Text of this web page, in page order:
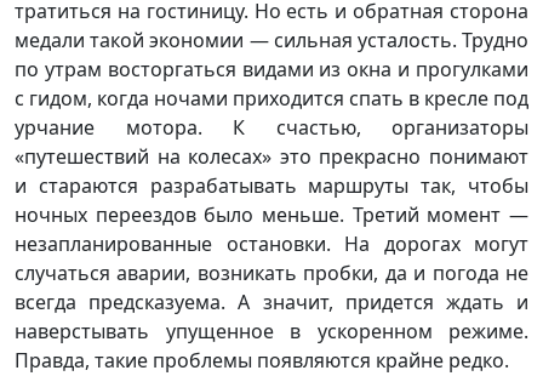
тратиться на гостиницу. Но есть и обратная сторона
медали такой экономии — сильная усталость. Трудно
по утрам восторгаться видами из окна и прогулками
с гидом, когда ночами приходится спать в кресле под
урчание мотора. К счастью, организаторы
«путешествий на колесах» это прекрасно понимают
и стараются разрабатывать маршруты так, чтобы
ночных переездов было меньше. Третий момент —
незапланированные остановки. На дорогах могут
случаться аварии, возникать пробки, да и погода не
всегда предсказуема. А значит, придется ждать и
наверстывать упущенное в ускоренном режиме.
Правда, такие проблемы появляются крайне редко.